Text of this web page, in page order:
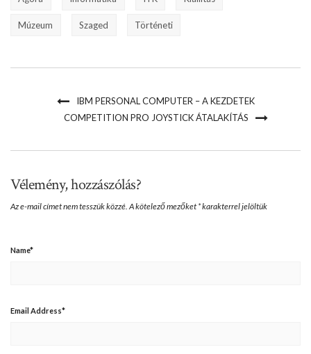
Múzeum Szaged Történeti
IBM PERSONAL COMPUTER – A KEZDETEK
COMPETITION PRO JOYSTICK ÁTALAKÍTÁS
Vélemény, hozzászólás?
Az e-mail címet nem tesszük közzé. A kötelező mezőket *karakterrel jelöltük
Name*
Email Address*